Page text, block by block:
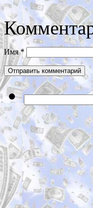
Имя*